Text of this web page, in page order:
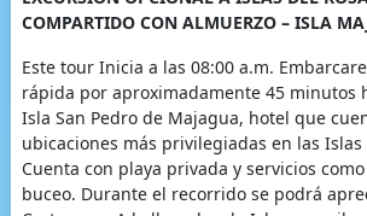
COMPARTIDO CON ALMUERZO – ISLA
Este tour Inicia a las 08:00 a.m.
rápida por aproximadamente 45 minutos
Isla San Pedro de Majagua, hotel que
ubicaciones más privilegiadas en las Islas
Cuenta con playa privada y servicios
buceo. Durante el recorrido se podrá